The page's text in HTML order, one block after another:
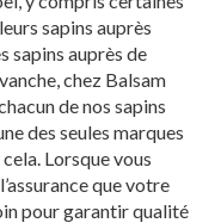
sapins auprès
sapins auprès de
chez Balsam
de nos sapins
des seules marques
Lorsque vous
que votre
pour garantir qualité